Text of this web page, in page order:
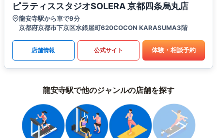
ピラティススタジオSOLERA 京都四条烏丸店
龍安寺駅から車で9分
京都府京都市下京区水銀屋町620COCON KARASUMA3階
店舗情報 公式サイト 体験・相談予約
龍安寺駅で他のジャンルの店舗を探す